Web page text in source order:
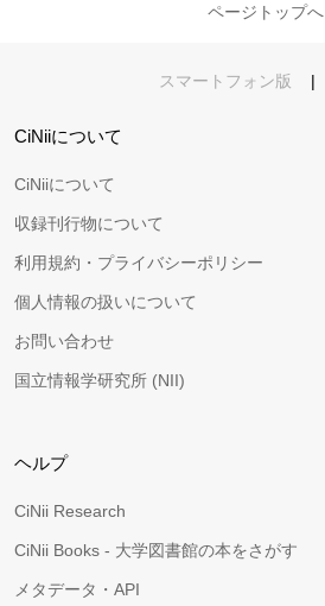
ページトップへ
スマートフォン版 |
CiNiiについて
CiNiiについて
収録刊行物について
利用規約・プライバシーポリシー
個人情報の扱いについて
お問い合わせ
国立情報学研究所 (NII)
ヘルプ
CiNii Research
CiNii Books - 大学図書館の本をさがす
メタデータ・API